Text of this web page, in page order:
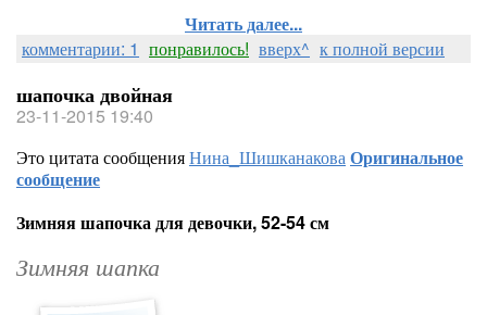
Читать далее...
комментарии: 1 понравилось! вверх^ к полной версии
шапочка двойная
23-11-2015 19:40
Это цитата сообщенияНина_ШишканаковаОригинальное
сообщение
Зимняя шапочка для девочки, 52-54 см
Зимняя шапка